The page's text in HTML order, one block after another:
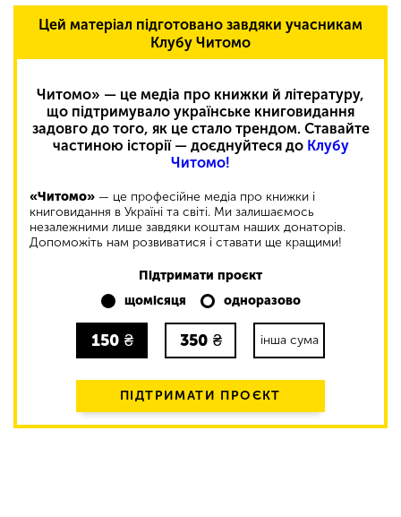
Цей матеріал підготовано завдяки учасникам
Клубу Читомо
Читомо» — це медіа про книжки й літературу,
що підтримувало українське книговидання
задовго до того, як це стало трендом. Ставайте
частиною історії — доєднуйтеся до Клубу
Читомо!
«Читомо» — це професійне медіа про книжки і
книговидання в Україні та світі. Ми залишаємось
незалежними лише завдяки коштам наших донаторів.
Допоможіть нам розвиватися і ставати ще кращими!
Підтримати проєкт
щомісяця
одноразово
150 ₴ 350 ₴ інша сума
ПІДТРИМАТИ ПРОЄКТ